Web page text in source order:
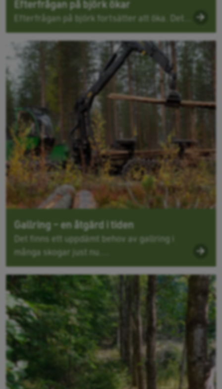
Efterfrågan på björk ökar
Efterfrågan på björk fortsätter att öka. Det...
Gallring – en åtgärd i tiden
Det finns ett uppdämt behov av gallring i
många skogar just nu....